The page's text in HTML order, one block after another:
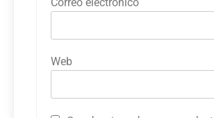
Correo electrónico
Web